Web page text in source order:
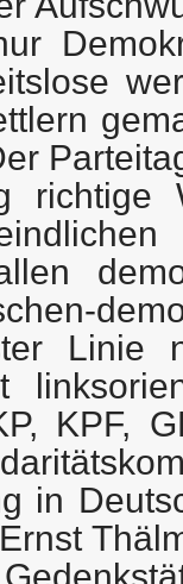
richtige
Linie
KPF,
in